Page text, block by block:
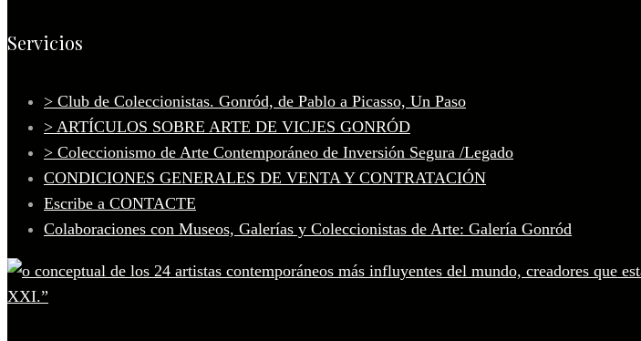
Servicios
> Club de Coleccionistas. Gonród, de Pablo a Picasso, Un Paso
> ARTÍCULOS SOBRE ARTE DE VICJES GONRÓD
> Coleccionismo de Arte Contemporáneo de Inversión Segura /Legado
CONDICIONES GENERALES DE VENTA Y CONTRATACIÓN
Escribe a CONTACTE
Colaboraciones con Museos, Galerías y Coleccionistas de Arte: Galería Gonród